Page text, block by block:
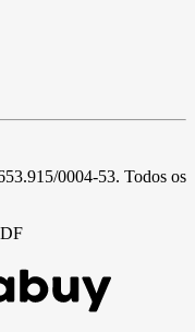
0004-53. Todos os